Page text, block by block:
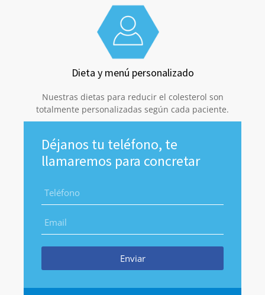
Dieta y menú personalizado
Nuestras dietas para reducir el colesterol son
totalmente personalizadas según cada paciente.
Déjanos tu teléfono, te
llamaremos para concretar
Enviar